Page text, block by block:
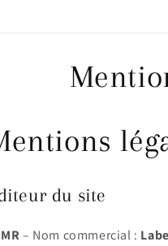
du site
– Nom commercial :